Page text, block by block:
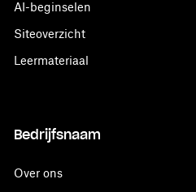
AI-beginselen
Siteoverzicht
Leermateriaal
Bedrijfsnaam
Over ons